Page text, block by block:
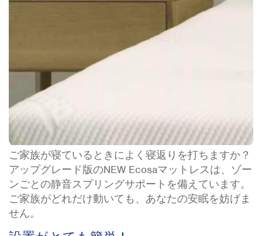
ご家族が寝ているときによく寝返りを打ちますか？
アップグレード版のNEW Ecosaマットレスは、ゾー
ンごとの静音スプリングサポートを備えています。
ご家族がどれだけ動いても、あなたの安眠を妨げま
せん。